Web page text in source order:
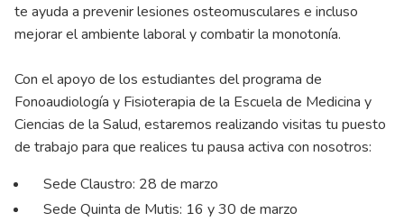
te ayuda a prevenir lesiones osteomusculares e incluso
mejorar el ambiente laboral y combatir la monotonía.
Con el apoyo de los estudiantes del programa de
Fonoaudiología y Fisioterapia de la Escuela de Medicina y
Ciencias de la Salud, estaremos realizando visitas tu puesto
de trabajo para que realices tu pausa activa con nosotros:
Sede Claustro: 28 de marzo
Sede Quinta de Mutis: 16 y 30 de marzo